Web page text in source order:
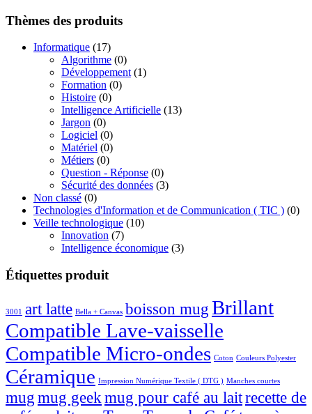
Thèmes des produits
Informatique (17)
Algorithme (0)
Développement (1)
Formation (0)
Histoire (0)
Intelligence Artificielle (13)
Jargon (0)
Logiciel (0)
Matériel (0)
Métiers (0)
Question - Réponse (0)
Sécurité des données (3)
Non classé (0)
Technologies d'Information et de Communication ( TIC ) (0)
Veille technologique (10)
Innovation (7)
Intelligence économique (3)
Étiquettes produit
3001 art latte Bella + Canvas boisson mugBrillant
Compatible Lave-vaisselle
Compatible Micro-ondes Coton Couleurs Polyester
Céramique Impression Numérique Textile ( DTG ) Manches courtes
mugmug geekmug pour café au laitrecette de